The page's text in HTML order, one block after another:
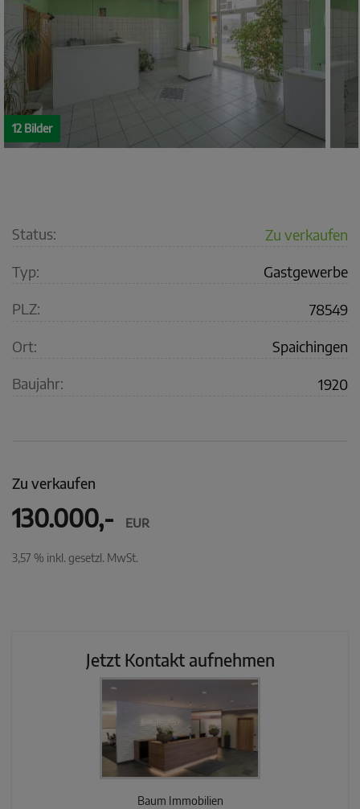
12 Bilder
Status: Zu verkaufen
Typ: Gastgewerbe
PLZ: 78549
Ort: Spaichingen
Baujahr: 1920
Zu verkaufen
130.000,- EUR
3,57 % inkl. gesetzl. MwSt.
Jetzt Kontakt aufnehmen
Baum Immobilien